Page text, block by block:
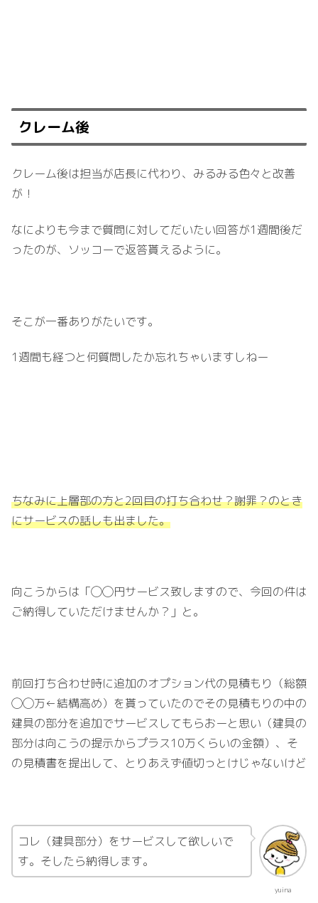
クレーム後
クレーム後は担当が店長に代わり、みるみる色々と改善
が！
なによりも今まで質問に対してだいたい回答が1週間後だ
ったのが、ソッコーで返答貰えるように。
そこが一番ありがたいです。
1週間も経つと何質問したか忘れちゃいますしねー
ちなみに上層部の方と2回目の打ち合わせ？謝罪？のとき
にサービスの話しも出ました。
向こうからは「◯◯円サービス致しますので、今回の件は
ご納得していただけませんか？」と。
前回打ち合わせ時に追加のオプション代の見積もり（総額
◯◯万←結構高め）を貰っていたのでその見積もりの中の
建具の部分を追加でサービスしてもらおーと思い（建具の
部分は向こうの提示からプラス10万くらいの金額）、そ
の見積書を提出して、とりあえず値切っとけじゃないけど
yuina
コレ（建具部分）をサービスして欲しいで
す。そしたら納得します。